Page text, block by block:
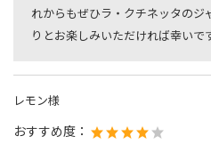
れからもぜひラ・クチネッタのジ
りとお楽しみいただければ幸いです
レモン様
おすすめ度：